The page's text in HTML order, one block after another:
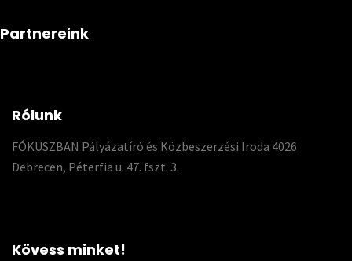
Partnereink
Rólunk
FÓKUSZBAN Pályázatíró és Közbeszerzési Iroda 4026
Debrecen, Péterfia u. 47. fszt. 3.
Kövess minket!